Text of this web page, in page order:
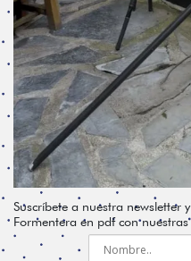
Suscríbete a nuestra newsletter
Formentera en pdf con